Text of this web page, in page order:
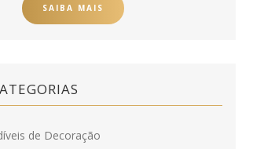
SAIBA MAIS
de Decoração